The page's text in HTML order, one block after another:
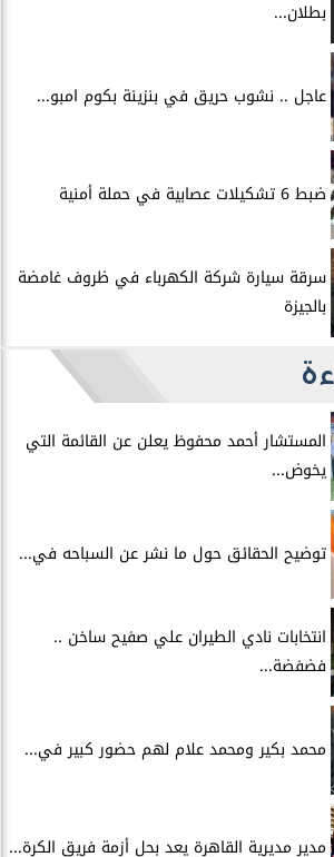
بطلان...
عاجل .. نشوب حريق في بنزينة بكوم امبو...
ضبط 6 تشكيلات عصابية في حملة أمنية
سرقة سيارة شركة الكهرباء في ظروف غامضة
بالجيزة
المستشار أحمد محفوظ يعلن عن القائمة التي
يخوض...
توضيح الحقائق حول ما نشر عن السباحه في...
انتخابات نادي الطيران علي صفيح ساخن ..
فضفضة...
محمد بكير ومحمد علام لهم حضور كبير في...
مدير مديرية القاهرة يعد بحل أزمة فريق الكرة...